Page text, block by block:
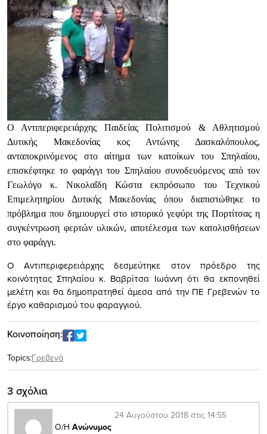
Ο Αντιπεριφερειάρχης Παιδείας Πολιτισμού & Αθλητισμού
Δυτικής Μακεδονίας κος Αντώνης Δασκαλόπουλος,
ανταποκρινόμενος στο αίτημα των κατοίκων του Σπηλαίου,
επισκέφτηκε το φαράγγι του Σπηλαίου συνοδευόμενος από τον
Γεωλόγο κ. Νικολαΐδη Κώστα εκπρόσωπο του Τεχνικού
Επιμελητηρίου Δυτικής Μακεδονίας όπου διαπιστώθηκε το
πρόβλημα που δημιουργεί στο ιστορικό γεφύρι της Πορτίτσας η
συγκέντρωση φερτών υλικών, αποτέλεσμα των κατολισθήσεων
στο φαράγγι.
Ο Αντιπεριφερειάρχης δεσμεύτηκε στον πρόεδρο της
κοινότητας Σπηλαίου κ. Βαβρίτσα Ιωάννη ότι θα εκπονηθεί
μελέτη και θα δημοπρατηθεί άμεσα από την ΠΕ Γρεβενών το
έργο καθαρισμού του φαραγγιού.
Κοινοποίηση:
Topics:Γρεβενά
3 σχόλια
Ο/Η Ανώνυμος
24 Αυγούστου 2018 στις 14:55